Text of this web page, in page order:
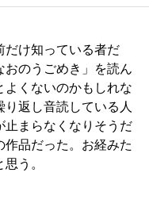
だけ知っている者だ
おのうごめき」を読ん
よくないのかもしれな
返し音読している人
止まらなくなりそうだ
作品だった。お経みた
う。